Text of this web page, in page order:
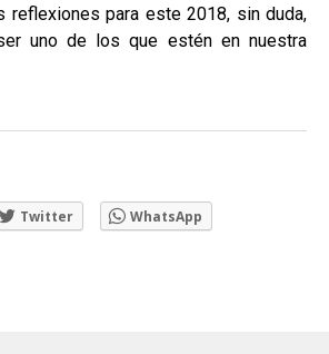
reflexiones para este 2018, sin duda,
uno de los que estén en nuestra
Twitter WhatsApp